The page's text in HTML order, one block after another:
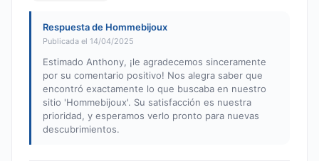
Respuesta de Hommebijoux
Publicada el 14/04/2025
Estimado Anthony, ¡le agradecemos sinceramente
por su comentario positivo! Nos alegra saber que
encontró exactamente lo que buscaba en nuestro
sitio 'Hommebijoux'. Su satisfacción es nuestra
prioridad, y esperamos verlo pronto para nuevas
descubrimientos.